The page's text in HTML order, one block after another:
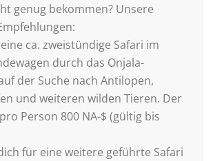
genug bekommen? Unsere
ca. zweistündige Safari im
durch das Onjala-
der Suche nach Antilopen,
und weiteren wilden Tieren. Der
Person 800 NA-$ (gültig bis
für eine weitere geführte Safari